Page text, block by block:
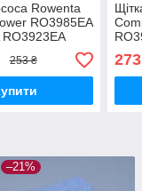
Rowenta
RO3985EA
120° з
253 ₴
–21%